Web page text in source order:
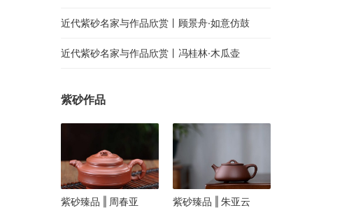
近代紫砂名家与作品欣赏丨顾景舟·如意仿鼓
近代紫砂名家与作品欣赏丨冯桂林·木瓜壶
紫砂作品
紫砂臻品 ‖ 周春亚
紫砂臻品 ‖ 朱亚云